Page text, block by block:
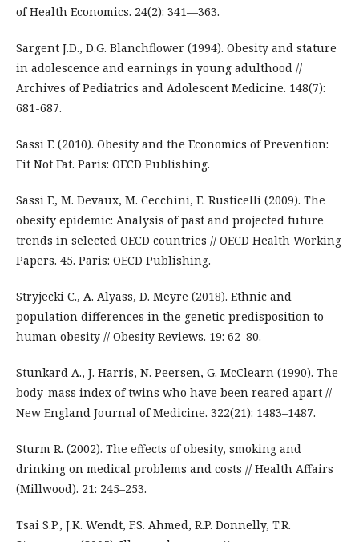
of Health Economics. 24(2): 341—363.
Sargent J.D., D.G. Blanchflower (1994). Obesity and stature
in adolescence and earnings in young adulthood //
Archives of Pediatrics and Adolescent Medicine. 148(7):
681-687.
Sassi F. (2010). Obesity and the Economics of Prevention:
Fit Not Fat. Paris: OECD Publishing.
Sassi F., M. Devaux, M. Cecchini, E. Rusticelli (2009). The
obesity epidemic: Analysis of past and projected future
trends in selected OECD countries // OECD Health Working
Papers. 45. Paris: OECD Publishing.
Stryjecki С., A. Alyass, D. Meyre (2018). Ethnic and
population differences in the genetic predisposition to
human obesity // Obesity Reviews. 19: 62–80.
Stunkard A., J. Harris, N. Peersen, G. McClearn (1990). The
body-mass index of twins who have been reared apart //
New England Journal of Medicine. 322(21): 1483–1487.
Sturm R. (2002). The effects of obesity, smoking and
drinking on medical problems and costs // Health Affairs
(Millwood). 21: 245–253.
Tsai S.P., J.K. Wendt, F.S. Ahmed, R.P. Donnelly, T.R.